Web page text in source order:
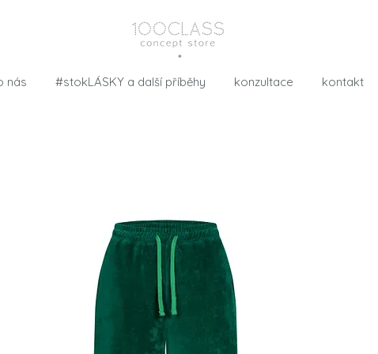
nás #stokLÁSKY a další příběhy konzultace kontakt